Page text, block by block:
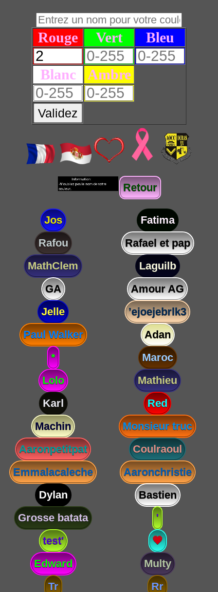
Rouge Vert Bleu
Blanc Ambre
Validez
Retour
Jos
Fatima
Rafou
Rafael et pap
MathClem
Laguilb
GA
Amour AG
Jelle
’ejoejebrlk3
Paul Walker
Adan
*
Maroc
Lolo
Mathieu
Karl
Red
Machin
Monsieur truc
Aaronpetitpat
Coulraoul
Emmalacaleche
Aaronchristie
Dylan
Bastien
Grosse batata
'
test'
💗
Edward
Multy
Tr
Rr